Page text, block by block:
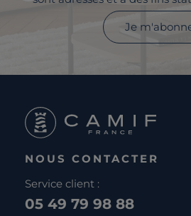
Je
NOUS CONTACTER
Service client :
05 49 79 98 88